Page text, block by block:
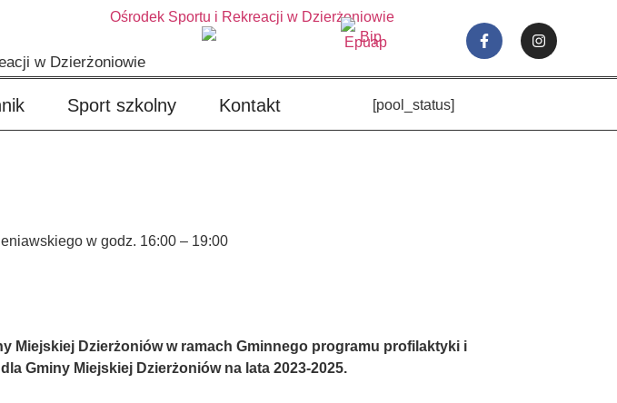
w Dzierżoniowie
Sport szkolny Kontakt [pool_status]
w godz. 16:00 – 19:00
Miejskiej Dzierżoniów w ramach Gminnego programu profilaktyki i
Gminy Miejskiej Dzierżoniów na lata 2023-2025.